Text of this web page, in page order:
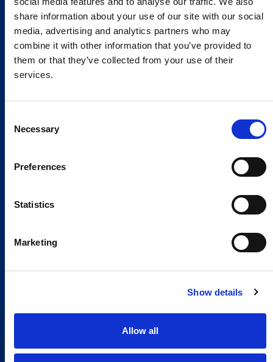
share information about your use of our site with our social
media, advertising and analytics partners who may
combine it with other information that you’ve provided to
them or that they’ve collected from your use of their
services.
Selection
Necessary
Preferences
Statistics
Marketing
Show details
Allow all